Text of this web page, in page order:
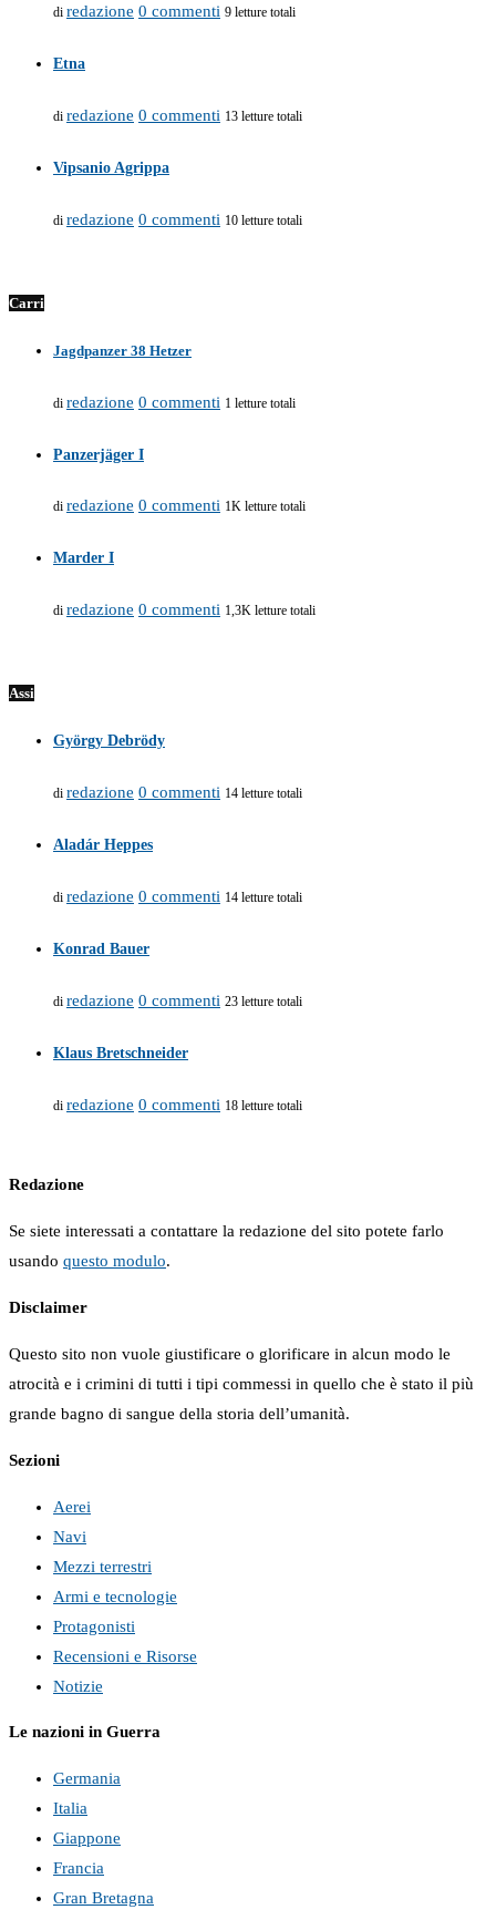
di redazione 0 commenti 9 letture totali
Etna
di redazione 0 commenti 13 letture totali
Vipsanio Agrippa
di redazione 0 commenti 10 letture totali
Carri
Jagdpanzer 38 Hetzer
di redazione 0 commenti 1 letture totali
Panzerjäger I
di redazione 0 commenti 1K letture totali
Marder I
di redazione 0 commenti 1,3K letture totali
Assi
György Debrödy
di redazione 0 commenti 14 letture totali
Aladár Heppes
di redazione 0 commenti 14 letture totali
Konrad Bauer
di redazione 0 commenti 23 letture totali
Klaus Bretschneider
di redazione 0 commenti 18 letture totali
Redazione
Se siete interessati a contattare la redazione del sito potete farlo
usando questo modulo.
Disclaimer
Questo sito non vuole giustificare o glorificare in alcun modo le
atrocità e i crimini di tutti i tipi commessi in quello che è stato il più
grande bagno di sangue della storia dell’umanità.
Sezioni
Aerei
Navi
Mezzi terrestri
Armi e tecnologie
Protagonisti
Recensioni e Risorse
Notizie
Le nazioni in Guerra
Germania
Italia
Giappone
Francia
Gran Bretagna